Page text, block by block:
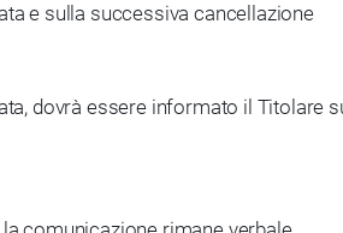
e sulla successiva cancellazione
dovrà essere informato il Titolare